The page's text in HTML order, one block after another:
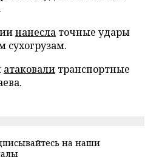
нанесла точные удары
сухогрузам.
атаковали транспортные
на наши